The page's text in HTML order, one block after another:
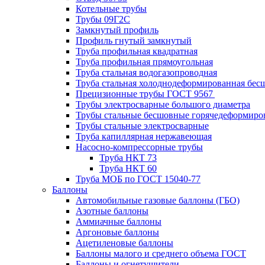
Котельные трубы
Трубы 09Г2С
Замкнутый профиль
Профиль гнутый замкнутый
Труба профильная квадратная
Труба профильная прямоугольная
Труба стальная водогазопроводная
Труба стальная холоднодеформированная
Прецизионные трубы ГОСТ 9567
Трубы электросварные большого диаметра
Трубы стальные бесшовные
Трубы стальные электросварные
Труба капиллярная нержавеющая
Насосно-компрессорные трубы
Труба НКТ 73
Труба НКТ 60
Труба МОБ по ГОСТ 15040-77
Баллоны
Автомобильные газовые баллоны (ГБО)
Азотные баллоны
Аммиачные баллоны
Аргоновые баллоны
Ацетиленовые баллоны
Баллоны малого и среднего объема ГОСТ